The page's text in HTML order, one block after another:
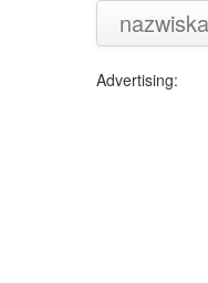
Advertising: